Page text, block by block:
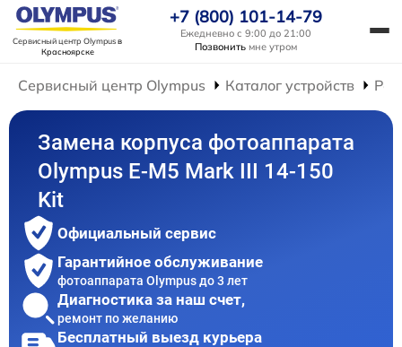
Сервисный центр Olympusв
Красноярске
+7 (800) 101-14-79
Ежедневно с 9:00 до 21:00
Позвонить мне утром
Сервисный центр Olympus Каталог устройств
Замена корпуса фотоаппарата
Olympus E‑M5 Mark III 14-150
Kit
Официальный сервис
Гарантийное обслуживание
фотоаппарата Olympus до 3 лет
Диагностика за наш счет,
ремонт по желанию
Бесплатный выезд курьера